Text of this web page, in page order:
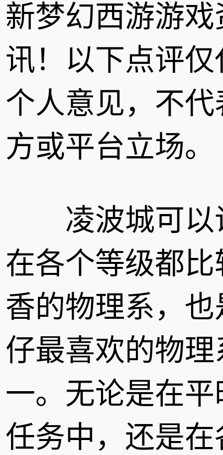
新梦幻西游游戏
讯！以下点评仅
个人意见，不代
方或平台立场。
凌波城可以
在各个等级都比
香的物理系，也
仔最喜欢的物理
一。无论是在平
任务中，还是在